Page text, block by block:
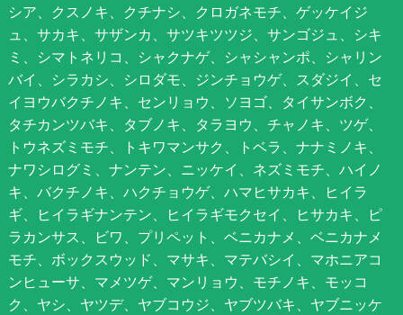
シア、クスノキ、クチナシ、クロガネモチ、ゲッケイジ
ュ、サカキ、サザンカ、サツキツツジ、サンゴジュ、シキ
ミ、シマトネリコ、シャクナゲ、シャシャンポ、シャリン
バイ、シラカシ、シロダモ、ジンチョウゲ、スダジイ、セ
イヨウバクチノキ、センリョウ、ソヨゴ、タイサンボク、
タチカンツバキ、タブノキ、タラヨウ、チャノキ、ツゲ、
トウネズミモチ、トキワマンサク、トベラ、ナナミノキ、
ナワシログミ、ナンテン、ニッケイ、ネズミモチ、ハイノ
キ、バクチノキ、ハクチョウゲ、ハマヒサカキ、ヒイラ
ギ、ヒイラギナンテン、ヒイラギモクセイ、ヒサカキ、ピ
ラカンサス、ビワ、プリペット、ベニカナメ、ベニカナメ
モチ、ボックスウッド、マサキ、マテバシイ、マホニアコ
ンヒューサ、マメツゲ、マンリョウ、モチノキ、モッコ
ク、ヤシ、ヤツデ、ヤブコウジ、ヤブツバキ、ヤブニッケ